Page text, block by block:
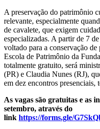
A preservação do patrimônio
relevante, especialmente
de cavalete, que exigem
especializadas. A partir de 7
voltado para a conservação
Escola de Patrimônio da
totalmente gratuito, será
(PR) e Claudia Nunes (RJ),
em dez encontros presenciais,
As vagas são gratuitas e as
setembro, através do
link https://forms.gle/